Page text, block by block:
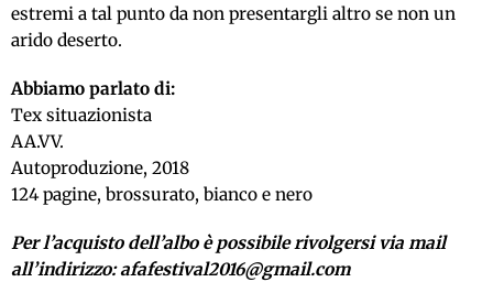
estremi a tal punto da non presentargli altro se non un
arido deserto.
Abbiamo parlato di:
Tex situazionista
AA.VV.
Autoproduzione, 2018
124 pagine, brossurato, bianco e nero
Per l’acquisto dell’albo è possibile rivolgersi via mail
all’indirizzo: afafestival2016@gmail.com